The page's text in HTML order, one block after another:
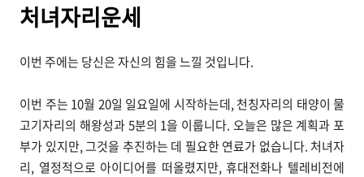
처녀자리운세
이번 주에는 당신은 자신의 힘을 느낄 것입니다.
이번 주는 10월 20일 일요일에 시작하는데, 천칭자리의 태양이 물
고기자리의 해왕성과 5분의 1을 이룹니다. 오늘은 많은 계획과 포
부가 있지만, 그것을 추진하는 데 필요한 연료가 없습니다. 처녀자
리, 열정적으로 아이디어를 떠올렸지만, 휴대전화나 텔레비전에